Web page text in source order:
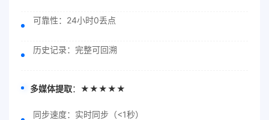
可靠性：24小时0丢点
历史记录：完整可回溯
多媒体提取：★★★★★
同步速度：实时同步（<1秒）